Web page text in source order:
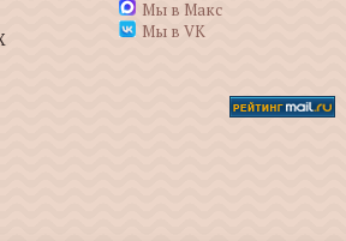
Мы в Макс
Мы в VK